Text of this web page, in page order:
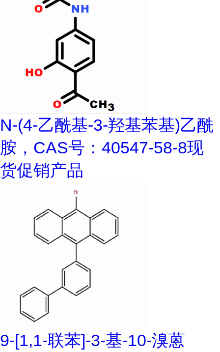
N-(4-乙酰基-3-羟基苯基)乙酰
胺，CAS号：40547-58-8现
货促销产品
9-[1,1-联苯]-3-基-10-溴蒽